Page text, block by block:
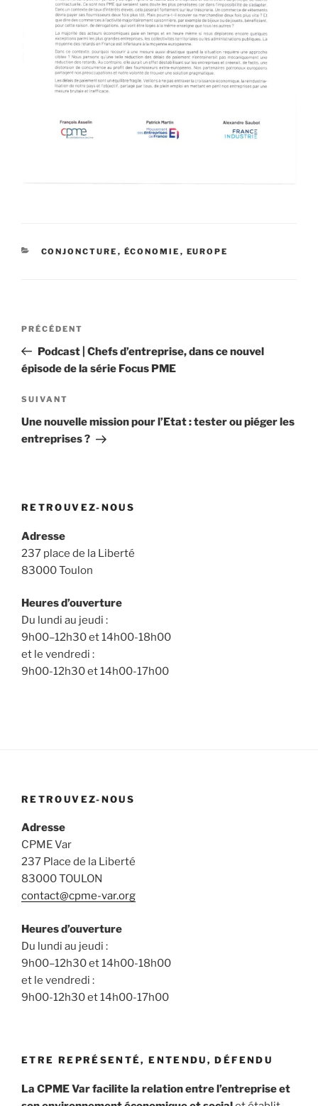
CATÉGORIES
CONJONCTURE , ÉCONOMIE , EUROPE
Navigation
l’article
Article
précédent
PRÉCÉDENT
Podcast | Chefs d’entreprise, dans ce nouvel
épisode de la série Focus PME
Article
suivant
SUIVANT
Une nouvelle mission pour l’Etat : tester ou piéger les
entreprises ?
RETROUVEZ-NOUS
Adresse
237 place de la Liberté
83000 Toulon
Heures d’ouverture
Du lundi au jeudi :
9h00–12h30 et 14h00-18h00
et le vendredi :
9h00-12h30 et 14h00-17h00
RETROUVEZ-NOUS
Adresse
CPME Var
237 Place de la Liberté
83000 TOULON
contact@cpme-var.org
Heures d’ouverture
Du lundi au jeudi :
9h00–12h30 et 14h00-18h00
et le vendredi :
9h00-12h30 et 14h00-17h00
ETRE REPRÉSENTÉ, ENTENDU, DÉFENDU
La CPME Var facilite la relation entre l’entreprise et